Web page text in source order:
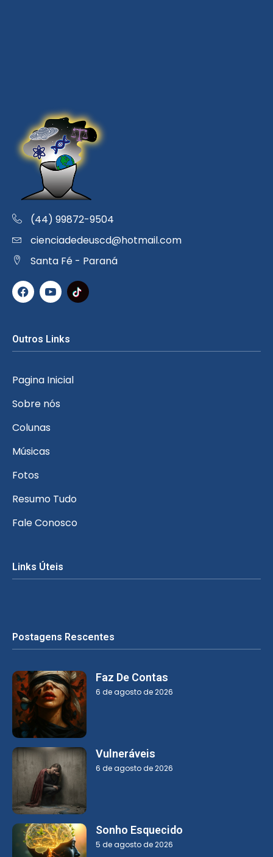
(44) 99872-9504
cienciadedeuscd@hotmail.com
Santa Fé - Paraná
Outros Links
Pagina Inicial
Sobre nós
Colunas
Músicas
Fotos
Resumo Tudo
Fale Conosco
Links Úteis
Postagens Rescentes
Faz De Contas
6 de agosto de 2026
Vulneráveis
6 de agosto de 2026
Sonho Esquecido
5 de agosto de 2026